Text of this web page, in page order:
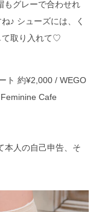
もグレーで合わせれ
♪ シューズには、く
て取り入れて♡
ト 約¥2,000 / WEGO
Cafe
本人の自己申告、そ